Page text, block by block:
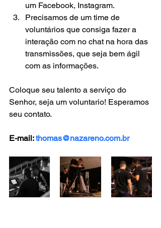
um Facebook, Instagram.
Precisamos de um time de
voluntários que consiga fazer a
interação com no chat na hora das
transmissões, que seja bem ágil
com as informações.
Coloque seu talento a serviço do
Senhor, seja um voluntario! Esperamos
seu contato.
E-mail: thomas@nazareno.com.br